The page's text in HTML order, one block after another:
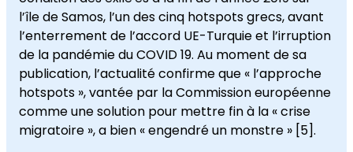
l’île de Samos, l’un des cinq hotspots grecs, avant
l’enterrement de l’accord UE-Turquie et l’irruption
de la pandémie du COVID 19. Au moment de sa
publication, l’actualité confirme que « l’approche
hotspots », vantée par la Commission européenne
comme une solution pour mettre fin à la « crise
migratoire », a bien « engendré un monstre » [5].